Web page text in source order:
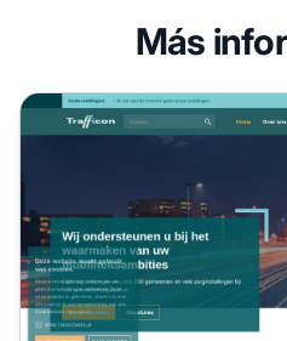
Más
Programa de Afiliados